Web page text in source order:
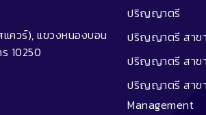
ควร์), แขวงหนองบอน
10250
ปริญญาตรี
ปริญญาตรี สาขา
ปริญญาตรี สาขา
ปริญญาตรี สาข
Management